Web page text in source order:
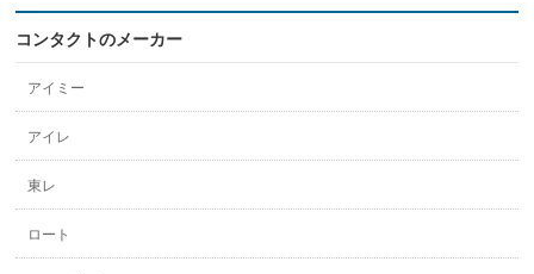
コンタクトのメーカー
アイミー
アイレ
東レ
ロート